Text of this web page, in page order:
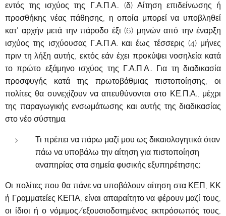
εντός της ισχύος της Γ.Α.Π.Α.. (δ) Αίτηση επιδείνωσης ή
προσθήκης νέας πάθησης, η οποία μπορεί να υποβληθεί
κατ' αρχήν μετά την πάροδο έξι (6) μηνών από την έναρξη
ισχύος της ισχύουσας Γ.Α.Π.Α. και έως τέσσερις (4) μήνες
πριν τη λήξη αυτής, εκτός εάν έχει προκύψει νοσηλεία κατά
το πρώτο εξάμηνο ισχύος της Γ.Α.Π.Α.. Για τη διαδικασία
προσφυγής κατά της πρωτοβάθμιας πιστοποίησης, οι
πολίτες θα συνεχίζουν να απευθύνονται στο ΚΕ.Π.Α., μέχρι
της παραγωγικής ενσωμάτωσης και αυτής της διαδικασίας
στο νέο σύστημα.
Τι πρέπει να πάρω μαζί μου ως δικαιολογητικά όταν
πάω να υποβάλω την αίτηση για πιστοποίηση
αναπηρίας στα σημεία φυσικής εξυπηρέτησης;
Οι πολίτες που θα πάνε να υποβάλουν αίτηση στα ΚΕΠ, ΚΚ
ή Γραμματείες ΚΕΠΑ, είναι απαραίτητο να φέρουν μαζί τους,
οι ίδιοι ή ο νόμιμος/εξουσιοδοτημένος εκπρόσωπός τους,